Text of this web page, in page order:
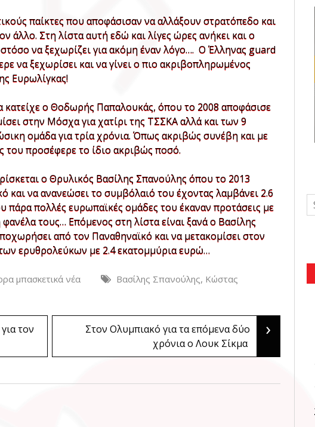
παίκτες που αποφάσισαν να αλλάξουν στρατόπεδο και
άλλο. Στη λίστα αυτή εδώ και λίγες ώρες ανήκει και ο
να ξεχωρίζει για ακόμη έναν λόγο…. Ο Έλληνας guard
να ξεχωρίσει και να γίνει ο πιο ακριβοπληρωμένος
Ευρωλίγκας!
κατείχε ο Θοδωρής Παπαλουκάς, όπου το 2008 αποφάσισε
στην Μόσχα για χατίρι της ΤΣΣΚΑ αλλά και των 9
ομάδα για τρία χρόνια. Όπως ακριβώς συνέβη και με
προσέφερε το ίδιο ακριβώς ποσό.
ο Θρυλικός Βασίλης Σπανούλης όπου το 2013
και να ανανεώσει το συμβόλαιό του έχοντας λαμβάνει 2.6
πολλές ευρωπαϊκές ομάδες του έκαναν προτάσεις με
τους… Επόμενος στη λίστα είναι ξανά ο Βασίλης
από τον Παναθηναϊκό και να μετακομίσει στον
ερυθρολεύκων με 2.4 εκατομμύρια ευρώ…
μπασκετικά νέα Βασίλης Σπανούλης, Κώστας
τον
Στον Ολυμπιακό για τα επόμενα δύο
χρόνια ο Λουκ Σίκμα
›